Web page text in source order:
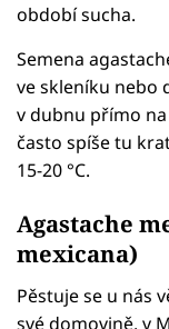
období sucha.
Semena
ve skleníku nebo
v dubnu přímo na
často spíše tu
15-20 °C.
Agastache
mexicana)
Pěstuje se u nás
své domovině, v